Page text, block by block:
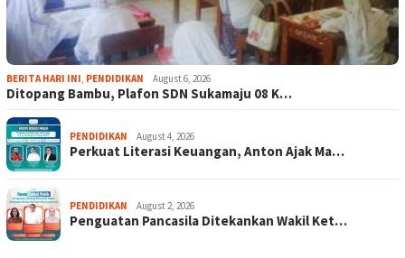
BERITA HARI INI, PENDIDIKAN August 6, 2026
Ditopang Bambu, Plafon SDN Sukamaju 08 K…
PENDIDIKAN August 4, 2026
Perkuat Literasi Keuangan, Anton Ajak Ma…
PENDIDIKAN August 2, 2026
Penguatan Pancasila Ditekankan Wakil Ket…